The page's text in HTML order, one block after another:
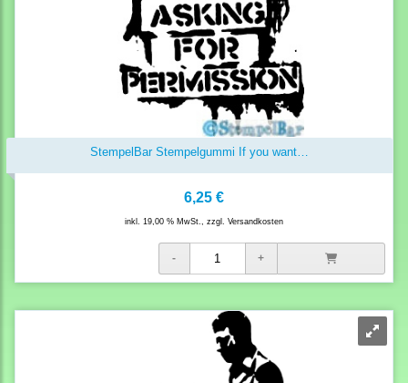
StempelBar Stempelgummi If you want…
6,25 €
inkl. 19,00 % MwSt., zzgl. Versandkosten